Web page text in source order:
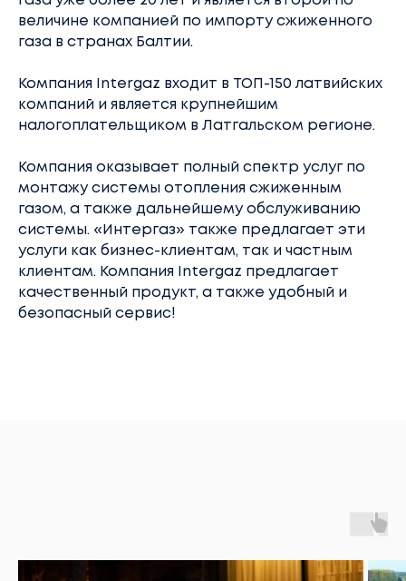
величине компанией по импорту сжиженного
газа в странах Балтии.
Компания Intergaz входит в ТОП-150 латвийских
компаний и является крупнейшим
налогоплательщиком в Латгальском регионе.
Компания оказывает полный спектр услуг по
монтажу системы отопления сжиженным
газом, а также дальнейшему обслуживанию
системы. «Интергаз» также предлагает эти
услуги как бизнес-клиентам, так и частным
клиентам. Компания Intergaz предлагает
качественный продукт, а также удобный и
безопасный сервис!